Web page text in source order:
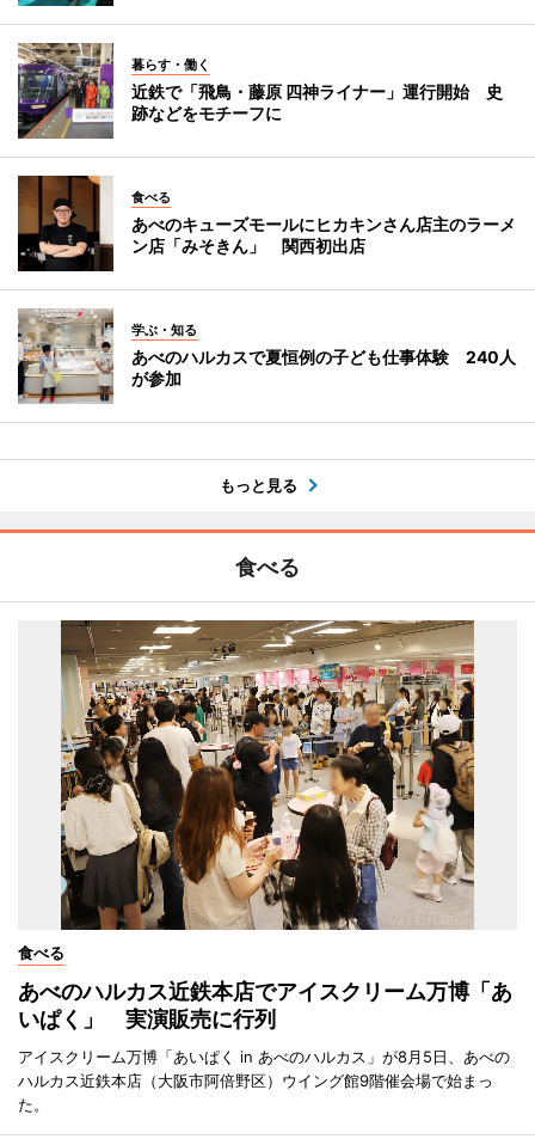
暮らす・働く
近鉄で「飛鳥・藤原 四神ライナー」運行開始 史
跡などをモチーフに
食べる
あべのキューズモールにヒカキンさん店主のラーメ
ン店「みそきん」 関西初出店
学ぶ・知る
あべのハルカスで夏恒例の子ども仕事体験 240人
が参加
もっと見る
食べる
食べる
あべのハルカス近鉄本店でアイスクリーム万博「あ
いぱく」 実演販売に行列
アイスクリーム万博「あいぱく in あべのハルカス」が8月5日、あべの
ハルカス近鉄本店（大阪市阿倍野区）ウイング館9階催会場で始まっ
た。